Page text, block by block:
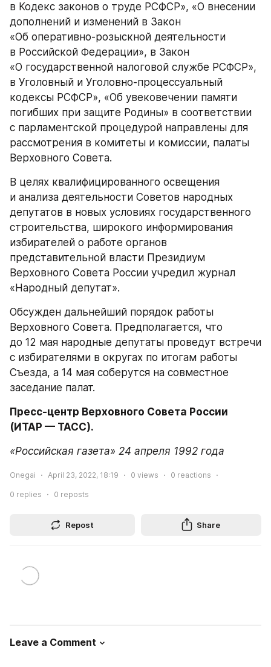
в Кодекс законов о труде РСФСР», «О внесении
дополнений и изменений в Закон
«Об оперативно-розыскной деятельности
в Российской Федерации», в Закон
«О государственной налоговой службе РСФСР»,
в Уголовный и Уголовно-процессуальный
кодексы РСФСР», «Об увековечении памяти
погибших при защите Родины» в соответствии
с парламентской процедурой направлены для
рассмотрения в комитеты и комиссии, палаты
Верховного Совета.
В целях квалифицированного освещения
и анализа деятельности Советов народных
депутатов в новых условиях государственного
строительства, широкого информирования
избирателей о работе органов
представительной власти Президиум
Верховного Совета России учредил журнал
«Народный депутат».
Обсужден дальнейший порядок работы
Верховного Совета. Предполагается, что
до 12 мая народные депутаты проведут встречи
с избирателями в округах по итогам работы
Съезда, а 14 мая соберутся на совместное
заседание палат.
Пресс-центр Верховного Совета России
(ИТАР — ТАСС).
«Российская газета» 24 апреля 1992 года
Onegai April 23, 2022, 18:19 0 views 0 reactions
0 replies 0 reposts
Repost Share
Leave a Comment